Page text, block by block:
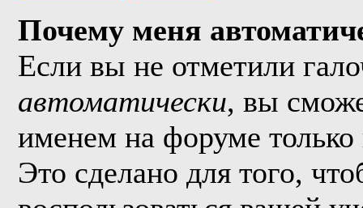
Почему меня
Если вы не отметили
автоматически, вы
именем на форуме только
Это сделано для того,